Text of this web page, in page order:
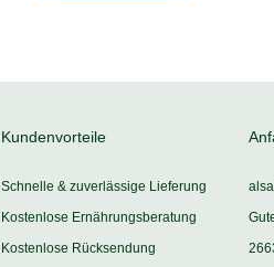
Kundenvorteile
Schnelle & zuverlässige Lieferung
Kostenlose Ernährungsberatung
Kostenlose Rücksendung